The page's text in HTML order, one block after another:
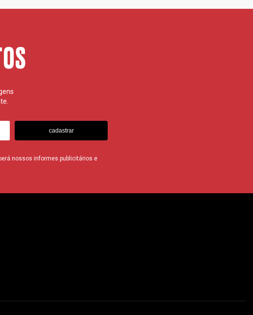
cadastrar
nossos informes publicitários e